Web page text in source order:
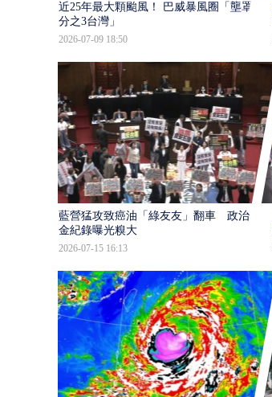
近25年最大顆颱風！ 巴威暴風圈「壟罩4
分之3台灣」
2026-07-09 18:50
藍營猛攻致癌油「綠友友」翻車 政治獻
金紀錄曝光糗大
2026-07-15 16:13